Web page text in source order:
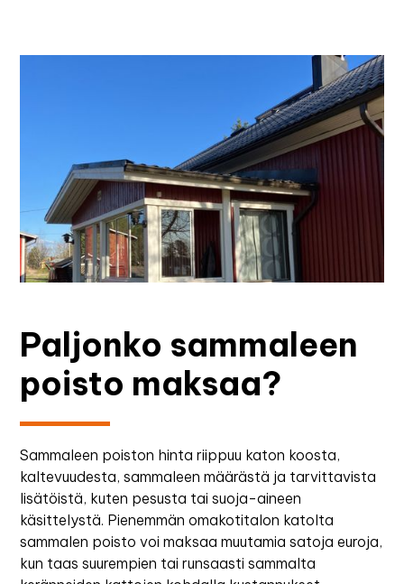
Paljonko sammaleen
poisto maksaa?
Sammaleen poiston hinta riippuu katon koosta,
kaltevuudesta, sammaleen määrästä ja tarvittavista
lisätöistä, kuten pesusta tai suoja-aineen
käsittelystä. Pienemmän omakotitalon katolta
sammalen poisto voi maksaa muutamia satoja euroja,
kun taas suurempien tai runsaasti sammalta